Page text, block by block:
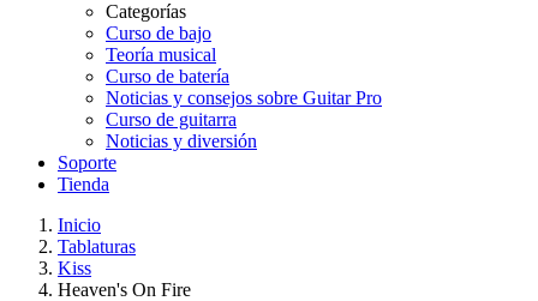
Categorías
Curso de bajo
Teoría musical
Curso de batería
Noticias y consejos sobre Guitar Pro
Curso de guitarra
Noticias y diversión
Soporte
Tienda
Inicio
Tablaturas
Kiss
Heaven's On Fire